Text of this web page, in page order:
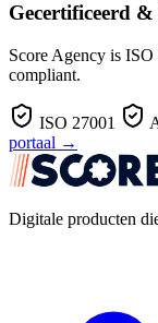
Gecertificeerd
Score Agency is
compliant.
ISO 27001
portaal →
Digitale producten